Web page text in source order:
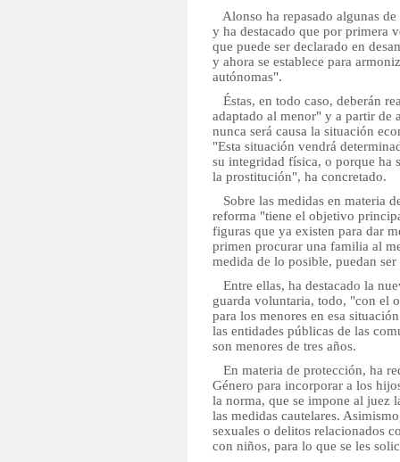
Alonso ha repasado algunas
y ha destacado que por primera
que puede ser declarado en
y ahora se establece para
autónomas".
Éstas, en todo caso, deberán
adaptado al menor" y a partir de
nunca será causa la situación
"Esta situación vendrá
su integridad física, o porque ha
la prostitución", ha concretado.
Sobre las medidas en materia
reforma "tiene el objetivo
figuras que ya existen para dar
primen procurar una familia al
medida de lo posible, puedan ser
Entre ellas, ha destacado la
guarda voluntaria, todo, "con el
para los menores en esa
las entidades públicas de las
son menores de tres años.
En materia de protección, ha
Género para incorporar a los
la norma, que se impone al juez
las medidas cautelares.
sexuales o delitos relacionados
con niños, para lo que se les